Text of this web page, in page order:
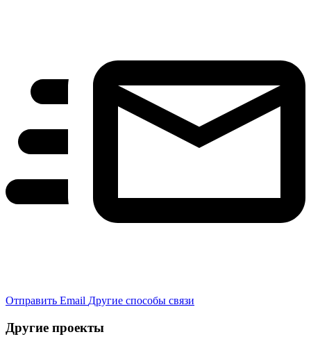
Отправить Email Другие способы связи
Другие проекты